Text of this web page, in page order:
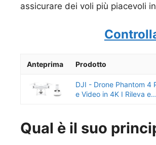
assicurare dei voli più piacevoli
Anteprima Prodotto
DJI - Drone Phantom 4
e Video in 4K I Rileva e...
Qual è il suo